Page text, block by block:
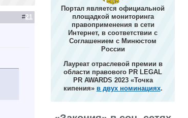
#21
Портал является официальной
площадкой мониторинга
правоприменения в сети
Интернет, в соответствии с
Соглашением с Минюстом
России
Лауреат отраслевой премии в
области правового PR LEGAL
PR AWARDS 2023 «Точка
кипения» в двух номинациях.